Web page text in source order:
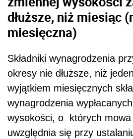
dłuższe, niż miesiąc
miesięczna)
Składniki wynagrodzenia
okresy nie dłuższe, niż
wyjątkiem miesięcznych
wynagrodzenia
wysokości, o których
uwzględnia się przy